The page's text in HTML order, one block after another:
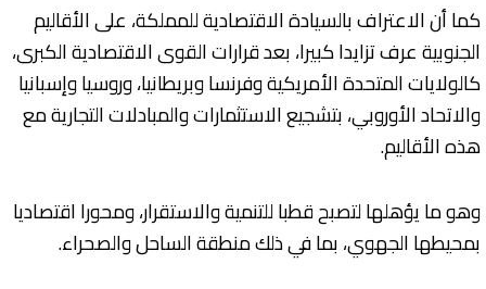
كما أن الاعتراف بالسيادة الاقتصادية للمملكة، على الأقاليم
الجنوبية عرف تزايدا كبيرا، بعد قرارات القوى الاقتصادية الكبرى،
كالولايات المتحدة الأمريكية وفرنسا وبريطانيا، وروسيا وإسبانيا
والاتحاد الأوروبي، بتشجيع الاستثمارات والمبادلات التجارية مع
هذه الأقاليم.
وهو ما يؤهلها لتصبح قطبا للتنمية والاستقرار، ومحورا اقتصاديا
بمحيطها الجهوي، بما في ذلك منطقة الساحل والصحراء.